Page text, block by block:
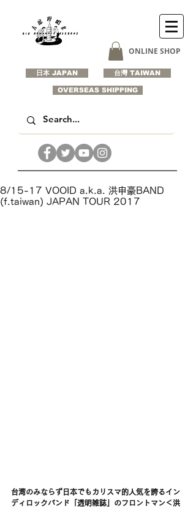
日本 JAPAN
ONLINE SHOP
台灣 TAIWAN
OVERSEAS SHIPPING
8/15-17 VOOID a.k.a. 洪申豪BAND
(f.taiwan) JAPAN TOUR 2017
台湾のみならず日本でもカリスマ的人気を誇るイン
ディロックバンド「透明雑誌」のフロントマン＜洪